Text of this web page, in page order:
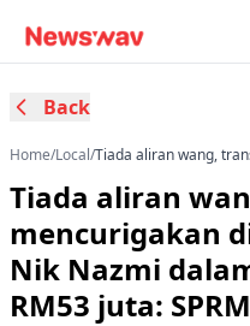
Back
Home/Local/Tiada aliran wang,
rasuah RM53 juta:
Tiada aliran
mencurigakan
Nik Nazmi
RM53 juta: SPRM